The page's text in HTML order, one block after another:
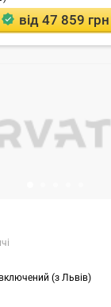
від 47 859 грн
(з Львів)